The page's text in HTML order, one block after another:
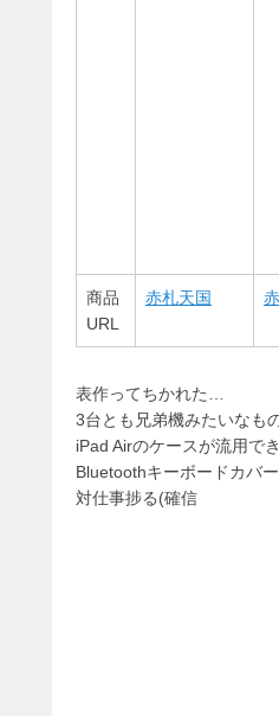
商品
URL
赤札天国
表作ってちかれた…
3台とも兄弟機みたいなも
iPad Airのケースが流用でき
Bluetoothキーボードカバ
対仕事捗る(確信